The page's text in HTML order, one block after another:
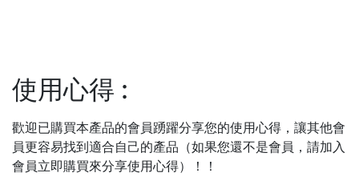
使用心得 :
歡迎已購買本產品的會員踴躍分享您的使用心得，讓其他會
員更容易找到適合自己的產品（如果您還不是會員，請加入
會員立即購買來分享使用心得）！！